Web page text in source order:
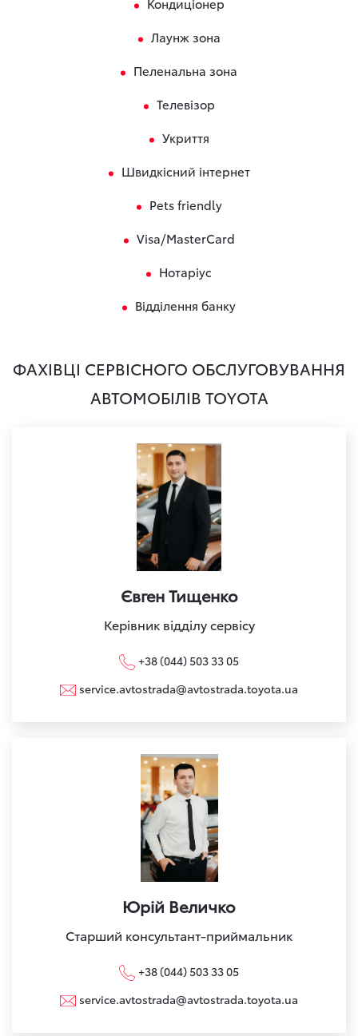
Лаунж зона
Пеленальна зона
Телевізор
Укриття
Швидкісний інтернет
Pets friendly
Visa/MasterCard
Нотаріус
Відділення банку
ФАХІВЦІ СЕРВІСНОГО ОБСЛУГОВУВАННЯ
АВТОМОБІЛІВ TOYOTA
Євген Тищенко
Керівник відділу сервісу
+38 (044) 503 33 05
service.avtostrada@avtostrada.toyota.ua
Юрій Величко
Старший консультант-приймальник
+38 (044) 503 33 05
service.avtostrada@avtostrada.toyota.ua